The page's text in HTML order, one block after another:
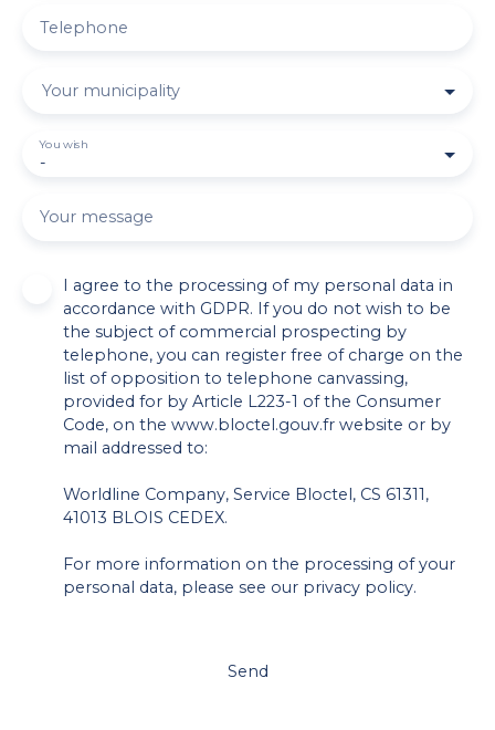
Telephone
Your municipality
-
You wish
Your message
I agree to the processing of my personal data in
accordance with GDPR. If you do not wish to be
the subject of commercial prospecting by
telephone, you can register free of charge on the
list of opposition to telephone canvassing,
provided for by Article L223-1 of the Consumer
Code, on the www.bloctel.gouv.fr website or by
mail addressed to:
Worldline Company, Service Bloctel, CS 61311,
41013 BLOIS CEDEX.
For more information on the processing of your
personal data, please see our privacy policy.
Send